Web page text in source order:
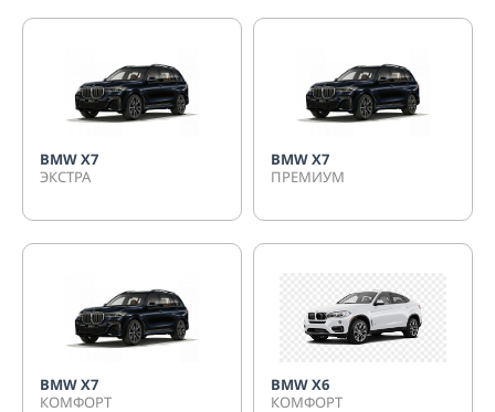
BMW X7
ЭКСТРА
BMW X7
ПРЕМИУМ
BMW X7
КОМФОРТ
BMW X6
КОМФОРТ